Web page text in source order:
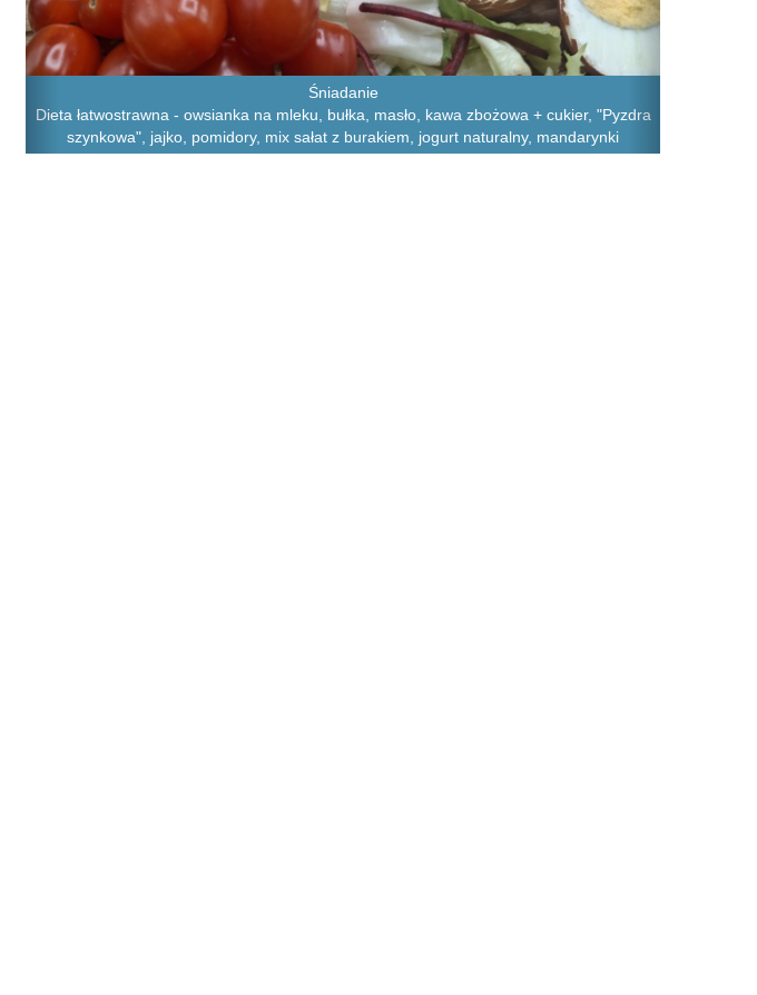
Śniadanie
Dieta łatwostrawna - owsianka na mleku, bułka, masło, kawa zbożowa + cukier, "Pyzdra
szynkowa", jajko, pomidory, mix sałat z burakiem, jogurt naturalny, mandarynki